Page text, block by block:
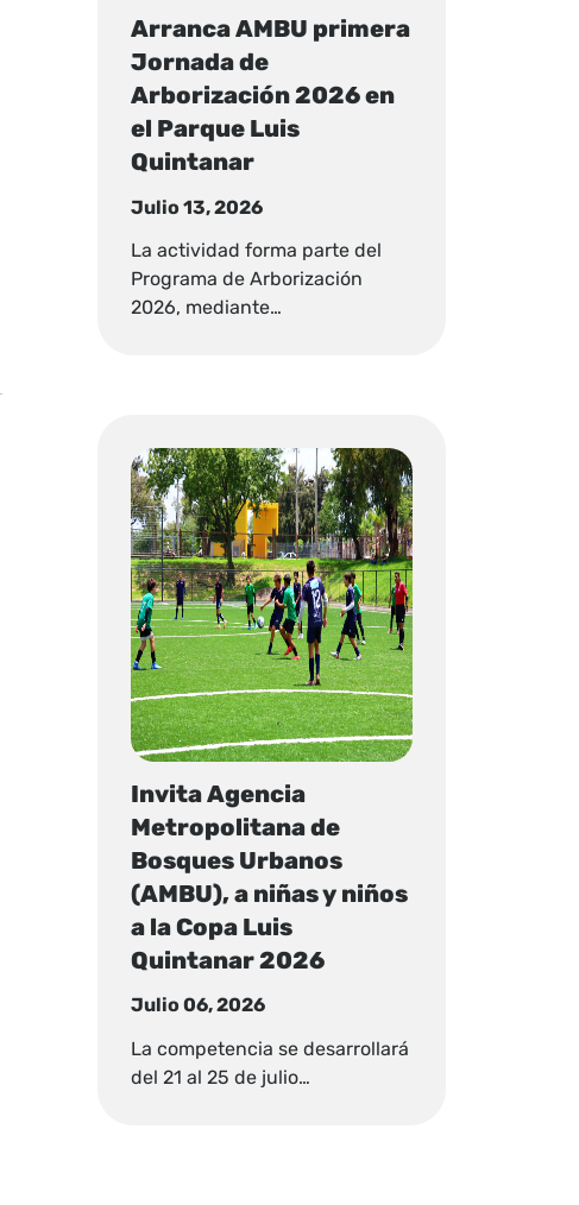
Arranca AMBU primera
Jornada de
Arborización 2026 en
el Parque Luis
Quintanar
Julio 13, 2026
La actividad forma parte del
Programa de Arborización
2026, mediante…
Invita Agencia
Metropolitana de
Bosques Urbanos
(AMBU), a niñas y niños
a la Copa Luis
Quintanar 2026
Julio 06, 2026
La competencia se desarrollará
del 21 al 25 de julio…